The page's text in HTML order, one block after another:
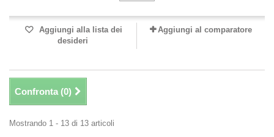
Aggiungi alla lista dei
desideri
Aggiungi al comparatore
Confronta (0)
Mostrando 1 - 13 di 13 articoli